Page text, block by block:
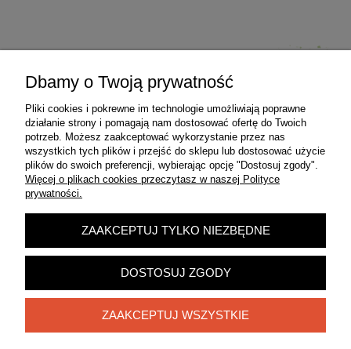
Pomoc
Moje konto
Zadzwoń do nas!572 313 145
Dbamy o Twoją prywatność
Pliki cookies i pokrewne im technologie umożliwiają poprawne
działanie strony i pomagają nam dostosować ofertę do Twoich
potrzeb. Możesz zaakceptować wykorzystanie przez nas
wszystkich tych plików i przejść do sklepu lub dostosować użycie
plików do swoich preferencji, wybierając opcję "Dostosuj zgody".
Więcej o plikach cookies przeczytasz w naszej Polityce
prywatności.
ZAAKCEPTUJ TYLKO NIEZBĘDNE
DOSTOSUJ ZGODY
ZAAKCEPTUJ WSZYSTKIE